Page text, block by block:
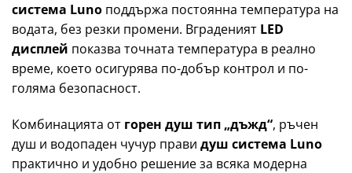
система Luno поддържа постоянна температура на
водата, без резки промени. Вграденият LED
дисплей показва точната температура в реално
време, което осигурява по-добър контрол и по-
голяма безопасност.
Комбинацията от горен душ тип „дъжд“, ръчен
душ и водопаден чучур прави душ система Luno
практично и удобно решение за всяка модерна